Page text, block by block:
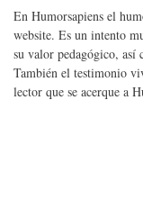
En Humorsapiens el
website. Es un intento
su valor pedagógico,
También el testimonio
lector que se acerque a